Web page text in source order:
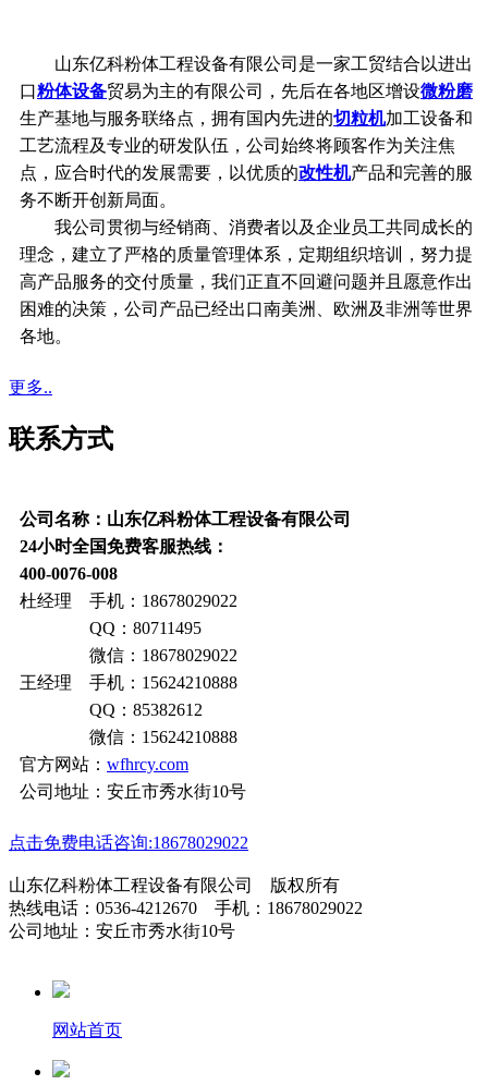
山东亿科粉体工程设备有限公司是一家工贸结合以进出
口粉体设备贸易为主的有限公司，先后在各地区增设微粉磨
生产基地与服务联络点，拥有国内先进的切粒机加工设备和
工艺流程及专业的研发队伍，公司始终将顾客作为关注焦
点，应合时代的发展需要，以优质的改性机产品和完善的服
务不断开创新局面。
我公司贯彻与经销商、消费者以及企业员工共同成长的
理念，建立了严格的质量管理体系，定期组织培训，努力提
高产品服务的交付质量，我们正直不回避问题并且愿意作出
困难的决策，公司产品已经出口南美洲、欧洲及非洲等世界
各地。
更多..
联系方式
公司名称：山东亿科粉体工程设备有限公司
24小时全国免费客服热线：
400-0076-008
杜经理 手机：18678029022
QQ：80711495
微信：18678029022
王经理 手机：15624210888
QQ：85382612
微信：15624210888
官方网站： wfhrcy.com
公司地址：安丘市秀水街10号
点击免费电话咨询:18678029022
山东亿科粉体工程设备有限公司 版权所有
热线电话：0536-4212670 手机：18678029022
公司地址：安丘市秀水街10号
网站首页